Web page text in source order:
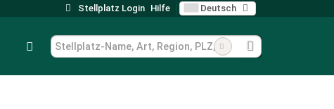
Stellplatz Login Hilfe Deutsch